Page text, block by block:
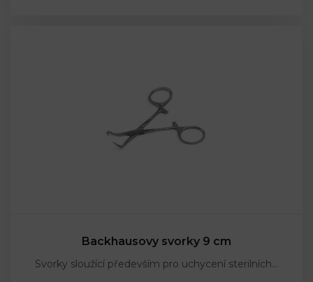
Backhausovy svorky 9 cm
Svorky sloužící především pro uchycení sterilních…